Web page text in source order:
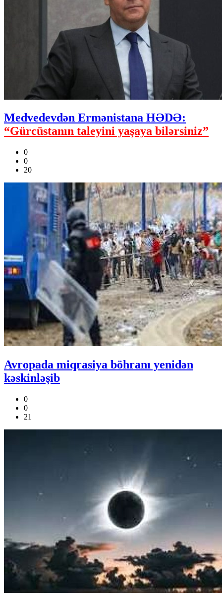
Medvedevdən Ermənistana HƏDƏ:
“Gürcüstanın taleyini yaşaya bilərsiniz”
0
0
20
Avropada miqrasiya böhranı yenidən
kəskinləşib
0
0
21